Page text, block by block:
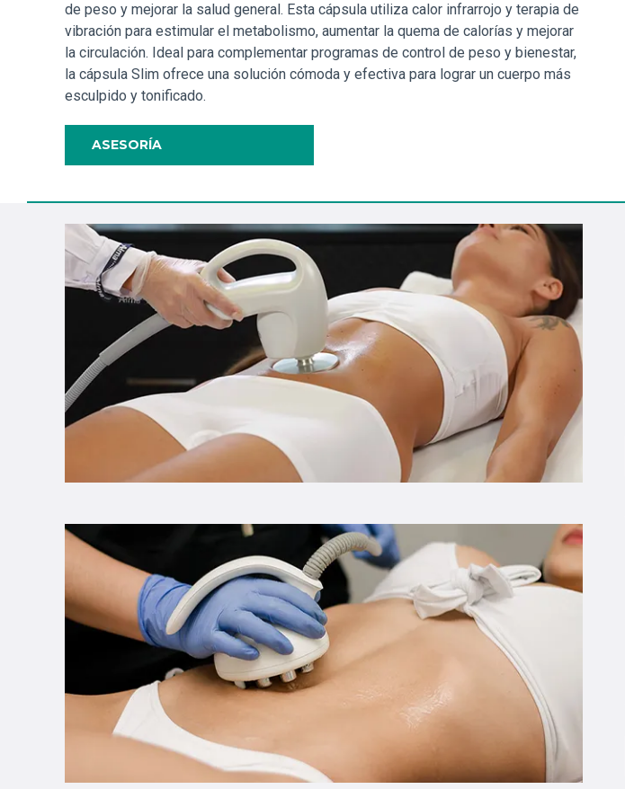
de peso y mejorar la salud general. Esta cápsula utiliza calor infrarrojo y terapia de
vibración para estimular el metabolismo, aumentar la quema de calorías y mejorar
la circulación. Ideal para complementar programas de control de peso y bienestar,
la cápsula Slim ofrece una solución cómoda y efectiva para lograr un cuerpo más
esculpido y tonificado.
ASESORÍA